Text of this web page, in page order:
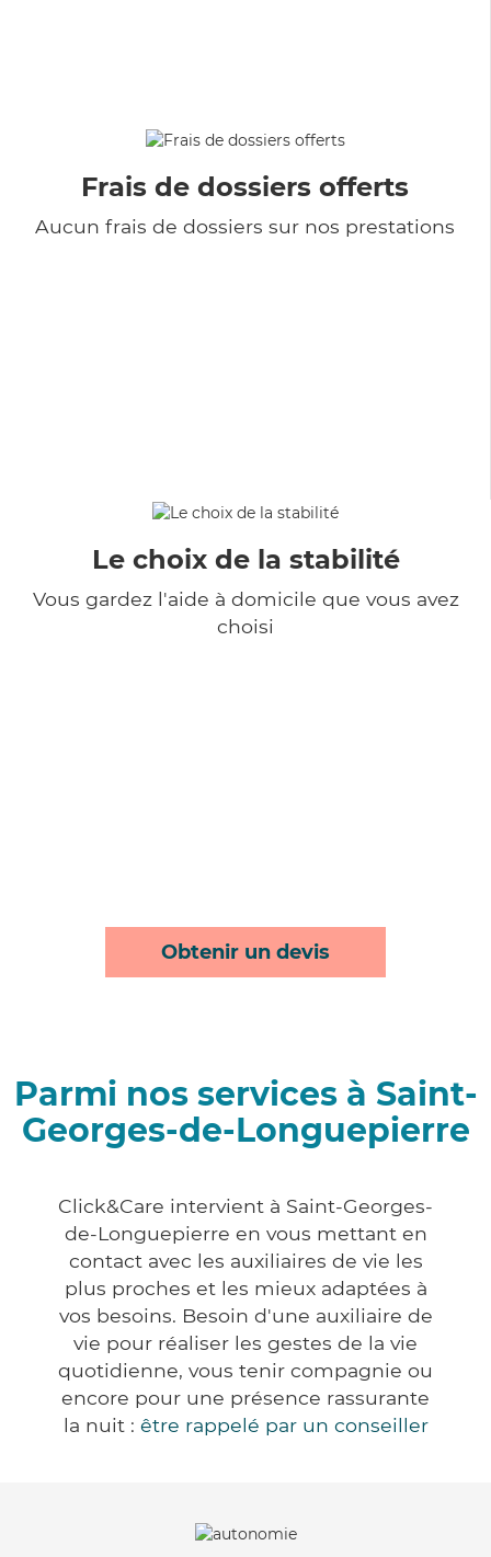
Frais de dossiers offerts
Aucun frais de dossiers sur nos prestations
Le choix de la stabilité
Vous gardez l'aide à domicile que vous avez
choisi
Obtenir un devis
Parmi nos services à Saint-
Georges-de-Longuepierre
Click&Care intervient à Saint-Georges-
de-Longuepierre en vous mettant en
contact avec les auxiliaires de vie les
plus proches et les mieux adaptées à
vos besoins. Besoin d'une auxiliaire de
vie pour réaliser les gestes de la vie
quotidienne, vous tenir compagnie ou
encore pour une présence rassurante
la nuit : être rappelé par un conseiller